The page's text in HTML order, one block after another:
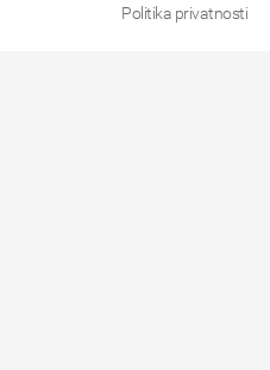
Politika privatnosti